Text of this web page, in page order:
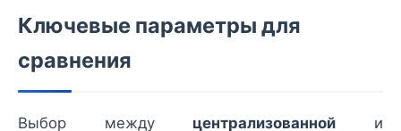
Ключевые параметры для
сравнения
Выбор между централизованной и